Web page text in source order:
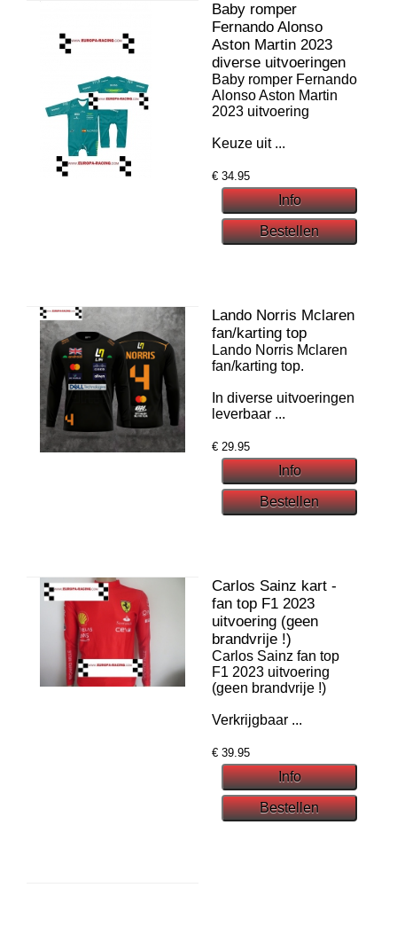
Baby romper
Fernando Alonso
Aston Martin 2023
diverse uitvoeringen
Baby romper Fernando
Alonso Aston Martin
2023 uitvoering
Keuze uit ...
€ 34.95
Lando Norris Mclaren
fan/karting top
Lando Norris Mclaren
fan/karting top.
In diverse uitvoeringen
leverbaar ...
€ 29.95
Carlos Sainz kart -
fan top F1 2023
uitvoering (geen
brandvrije !)
Carlos Sainz fan top
F1 2023 uitvoering
(geen brandvrije !)
Verkrijgbaar ...
€ 39.95